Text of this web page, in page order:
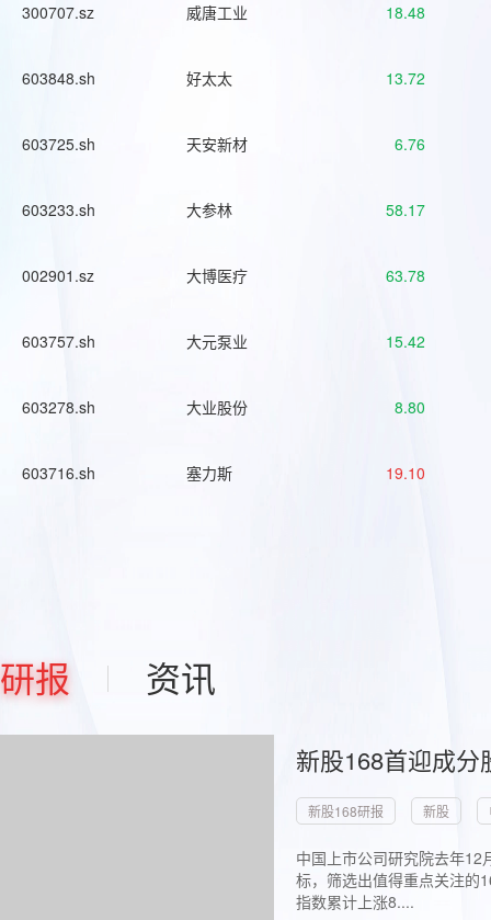
300707.sz 威唐工业 18.48
603848.sh 好太太 13.72
603725.sh 天安新材 6.76
603233.sh 大参林 58.17
002901.sz 大博医疗 63.78
603757.sh 大元泵业 15.42
603278.sh 大业股份 8.80
603716.sh 塞力斯 19.10
研报 资讯
新股168首迎成
新股168研报 新股
中国上市公司研究院去年
标，筛选出值得重点关注的
指数累计上涨8....